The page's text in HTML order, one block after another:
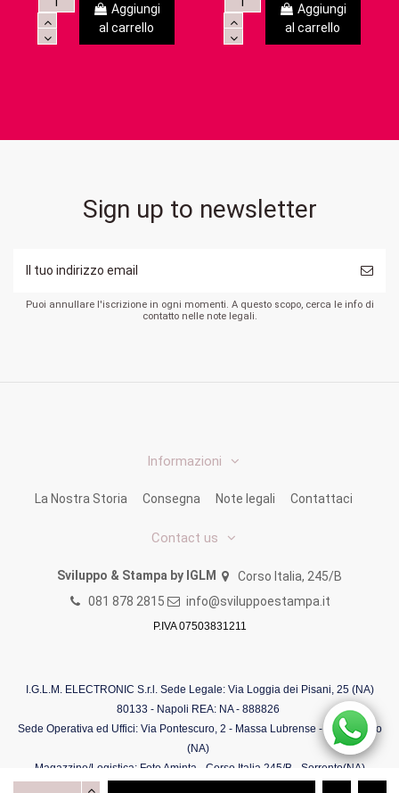
Aggiungi
al carrello
Aggiungi
al carrello
Sign up to newsletter
Puoi annullare l'iscrizione in ogni momenti. A questo scopo, cerca le info di
contatto nelle note legali.
Informazioni
La Nostra Storia Consegna Note legali Contattaci
Contact us
Sviluppo & Stampa by IGLM
Corso Italia, 245/B
081 878 2815
info@sviluppoestampa.it
P.IVA 07503831211
I.G.L.M. ELECTRONIC S.r.l. Sede Legale: Via Loggia dei Pisani, 25 (NA)
80133 - Napoli REA: NA - 888826
Sede Operativa ed Uffici: Via Pontescuro, 2 - Massa Lubrense - Schiazzano
(NA)
Magazzino/Logistica: Foto Aminta - Corso Italia 245/B - Sorrento(NA)
P.I. IT07503831211 / Codice Univoco: 5RUO82D (O di Otranto) Capitale